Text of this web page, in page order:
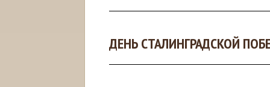
ДЕНЬ СТАЛИНГРАДСКОЙ